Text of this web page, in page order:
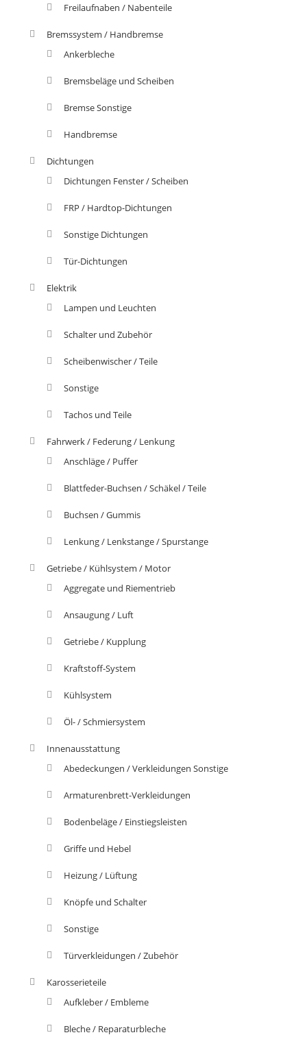
Freilaufnaben / Nabenteile
Bremssystem / Handbremse
Ankerbleche
Bremsbeläge und Scheiben
Bremse Sonstige
Handbremse
Dichtungen
Dichtungen Fenster / Scheiben
FRP / Hardtop-Dichtungen
Sonstige Dichtungen
Tür-Dichtungen
Elektrik
Lampen und Leuchten
Schalter und Zubehör
Scheibenwischer / Teile
Sonstige
Tachos und Teile
Fahrwerk / Federung / Lenkung
Anschläge / Puffer
Blattfeder-Buchsen / Schäkel / Teile
Buchsen / Gummis
Lenkung / Lenkstange / Spurstange
Getriebe / Kühlsystem / Motor
Aggregate und Riementrieb
Ansaugung / Luft
Getriebe / Kupplung
Kraftstoff-System
Kühlsystem
Öl- / Schmiersystem
Innenausstattung
Abedeckungen / Verkleidungen Sonstige
Armaturenbrett-Verkleidungen
Bodenbeläge / Einstiegsleisten
Griffe und Hebel
Heizung / Lüftung
Knöpfe und Schalter
Sonstige
Türverkleidungen / Zubehör
Karosserieteile
Aufkleber / Embleme
Bleche / Reparaturbleche